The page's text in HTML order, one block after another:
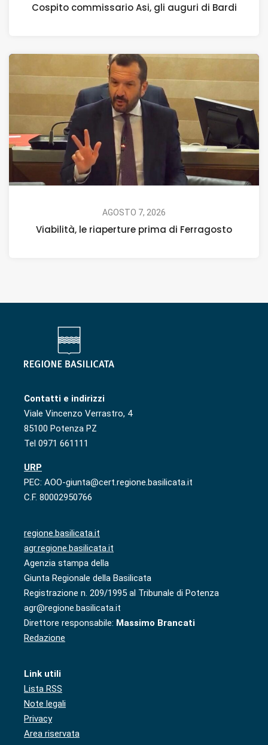
Cospito commissario Asi, gli auguri di Bardi
AGOSTO 7, 2026
Viabilità, le riaperture prima di Ferragosto
Contatti e indirizzi
Viale Vincenzo Verrastro, 4
85100 Potenza PZ
Tel 0971 661111
URP
PEC: AOO-giunta@cert.regione.basilicata.it
C.F. 80002950766
regione.basilicata.it
agr.regione.basilicata.it
Agenzia stampa della
Giunta Regionale della Basilicata
Registrazione n. 209/1995 al Tribunale di Potenza
agr@regione.basilicata.it
Direttore responsabile: Massimo Brancati
Redazione
Link utili
Lista RSS
Note legali
Privacy
Area riservata